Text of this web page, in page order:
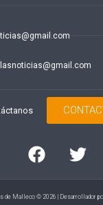
de Malleco © 2026 | Desarrollador